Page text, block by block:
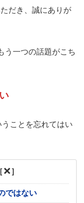
だき、誠にありが
う一つの話題がこち
うことを忘れてはい
］
ではない